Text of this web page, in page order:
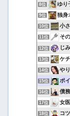
8位 ゆり
9位 独身
10位 小
11位 そ
12位 じ
13位 ケ
14位 や
15位 ポ
16位 債務
17位 女
18位 コ